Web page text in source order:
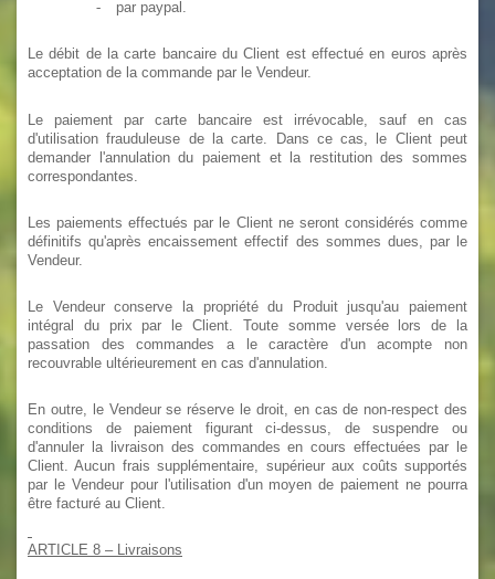
-
par paypal.
Le débit de la carte bancaire du Client est effectué en euros après
acceptation de la commande par le Vendeur.
Le paiement par carte bancaire est irrévocable, sauf en cas
d'utilisation frauduleuse de la carte. Dans ce cas, le Client peut
demander l'annulation du paiement et la restitution des sommes
correspondantes.
Les paiements effectués par le Client ne seront considérés comme
définitifs qu'après encaissement effectif des sommes dues, par le
Vendeur.
Le Vendeur conserve la propriété du Produit jusqu'au paiement
intégral du prix par le Client. Toute somme versée lors de la
passation des commandes a le caractère d'un acompte non
recouvrable ultérieurement en cas d'annulation.
En outre, le Vendeur se réserve le droit, en cas de non-respect des
conditions de paiement figurant ci-dessus, de suspendre ou
d'annuler la livraison des commandes en cours effectuées par le
Client. Aucun frais supplémentaire, supérieur aux coûts supportés
par le Vendeur pour l'utilisation d'un moyen de paiement ne pourra
être facturé au Client.
ARTICLE 8 – Livraisons